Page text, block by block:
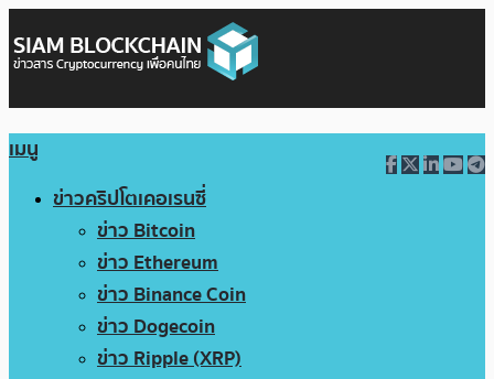
เมนู
ข่าวคริปโตเคอเรนซี่
ข่าว Bitcoin
ข่าว Ethereum
ข่าว Binance Coin
ข่าว Dogecoin
ข่าว Ripple (XRP)